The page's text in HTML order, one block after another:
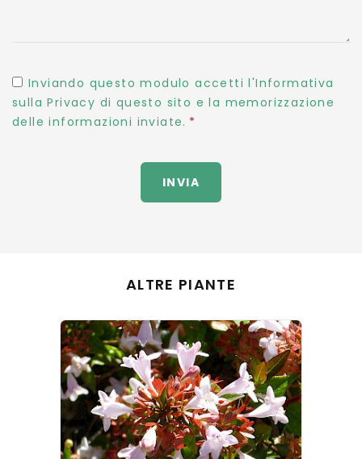
Inviando questo modulo accetti l'Informativa
sulla Privacy di questo sito e la memorizzazione
delle informazioni inviate.
INVIA
ALTRE PIANTE